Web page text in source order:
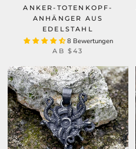
ANKER-TOTENKOPF-
ANHÄNGER AUS
EDELSTAHL
8 Bewertungen
AB $43